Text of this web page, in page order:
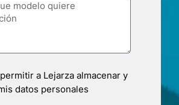
a Lejarza almacenar y
datos personales